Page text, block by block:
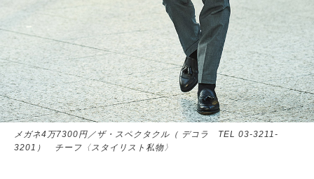
メガネ4万7300円／ザ・スペクタクル（ デコラ TEL 03-3211-
3201） チーフ〈スタイリスト私物〉